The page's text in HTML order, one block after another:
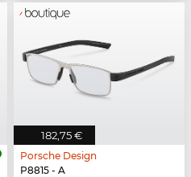
182,75 €
Porsche Design
P8815 - A